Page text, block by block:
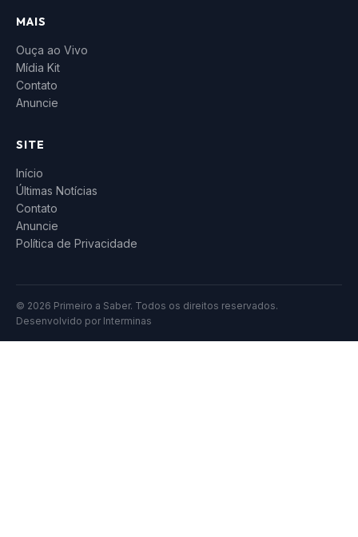
MAIS
Ouça ao Vivo
Mídia Kit
Contato
Anuncie
SITE
Início
Últimas Notícias
Contato
Anuncie
Política de Privacidade
© 2026 Primeiro a Saber. Todos os direitos reservados.
Desenvolvido por Interminas